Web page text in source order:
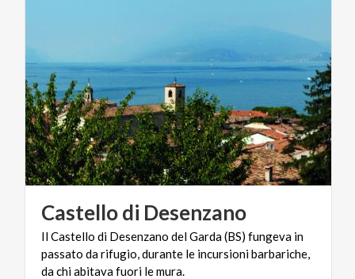
Castellodi Desenzano
Il Castello di Desenzano del Garda (BS) fungeva in
passato da rifugio, durante le incursioni barbariche,
da chi abitava fuori le mura.